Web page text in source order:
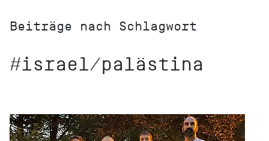
Beiträge nach Schlagwort
#israel/palästina